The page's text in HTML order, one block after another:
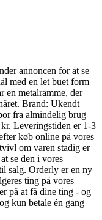
annoncen for at se
med en let buet form
en metalramme, der
Brand: Ukendt
fra almindelig brug
Leveringstiden er 1-3
køb online på vores
om varen stadig er
se den i vores
salg. Orderly er en ny
ting på vores
på at få dine ting - og
kun betale én gang